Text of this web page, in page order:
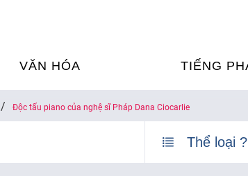
VĂN HÓA
SỰ KIỆN VĂN HÓA
TIẾNG
HỌC TIẾNG PHÁP
/ Độc tấu piano của nghệ sĩ Pháp Dana Ciocarlie